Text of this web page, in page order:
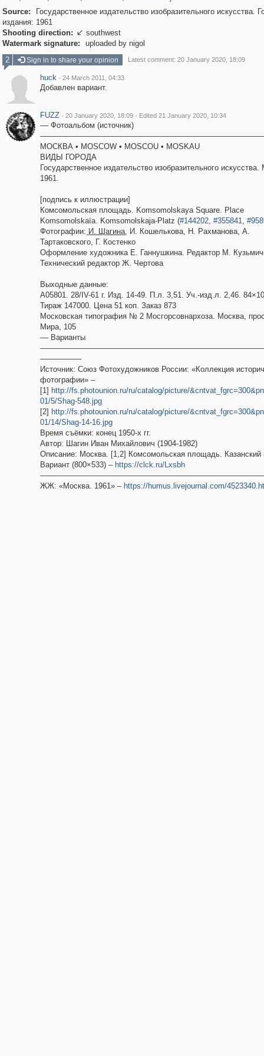
Source:
Государственное издательство изобразительного искусства.
издания: 1961
Shooting direction:  southwest
Watermark signature:
uploaded by nigol
2
Sign in to share your opinion Latest comment: 20 January 2020, 18:09
huck · 24 March 2011, 04:33
Добавлен вариант.
FUZZ · 20 January 2020, 18:09 · Edited 21 January 2020, 10:34
–– Фотоальбом (источник)
МОСКВА • MOSCOW • MOSCOU • MOSKAU
ВИДЫ ГОРОДА
Государственное издательство изобразительного искусства.
1961.
[подпись к иллюстрации]
Комсомольская площадь. Komsomolskaya Square. Place
Komsomolskaïa. Komsomolskaja-Platz (#144202, #355841,
Фотографии: ͟И͟.͟ ͟Ш͟а͟г͟и͟н͟а, И. Кошелькова, Н. Рахманова, А.
Тартаковского, Г. Костенко
Оформление художника Е. Ганнушкина. Редактор М.
Технический редактор Ж. Чертова
Выходные данные:
А05801. 28/IV-61 г. Изд. 14-49. П.л. 3,51. Уч.-изд.л. 2,46.
Тираж 147000. Цена 51 коп. Заказ 873
Московская типография № 2 Мосгорсовнархоза. Москва,
Мира, 105
–– Варианты
––––––––––
Источник: Союз Фотохудожников России: «Коллекция
фотографии» –
[1] http://fs.photounion.ru/ru/catalog/picture/
01/5/Shag-548.jpg
[2] http://fs.photounion.ru/ru/catalog/picture/
01/14/Shag-14-16.jpg
Время съёмки: конец 1950-х гг.
Автор: Шагин Иван Михайлович (1904-1982)
Описание: Москва. [1,2] Комсомольская площадь. Казанский
Вариант (800×533) – https://clck.ru/Lxsbh
ЖЖ: «Москва. 1961» – https://humus.livejournal.com/